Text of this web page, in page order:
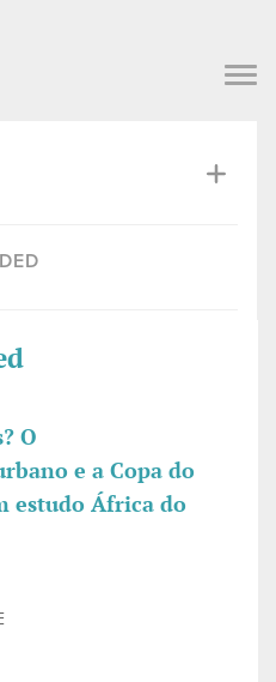
O
e a Copa do
estudo África do